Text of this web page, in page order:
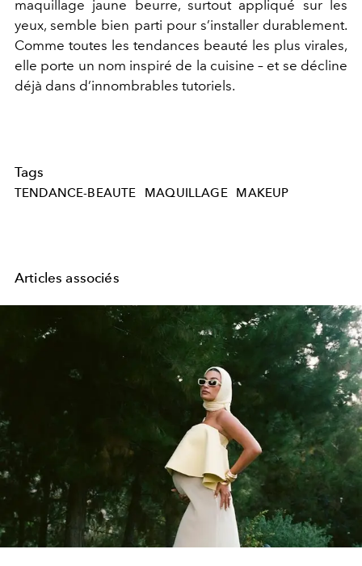
maquillage jaune beurre, surtout appliqué sur les
yeux, semble bien parti pour s’installer durablement.
Comme toutes les tendances beauté les plus virales,
elle porte un nom inspiré de la cuisine – et se décline
déjà dans d’innombrables tutoriels.
Tags
TENDANCE-BEAUTE MAQUILLAGE MAKEUP
Articles associés